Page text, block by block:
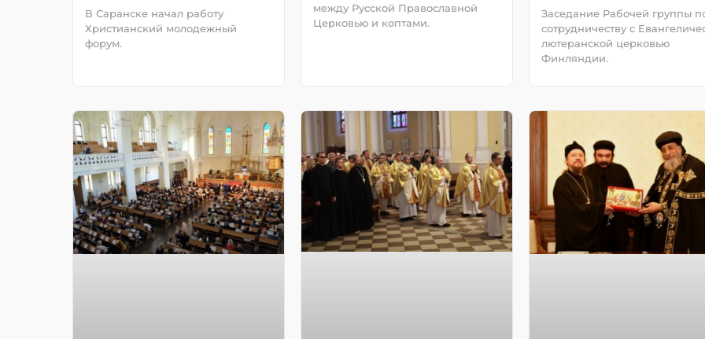
В Саранске начал работу
Христианский молодежный
форум.
между Русской Православной
Церковью и коптами.
Заседание Рабочей группы
сотрудничеству с
лютеранской церковью
Финляндии.